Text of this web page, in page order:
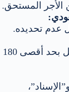
الأجر المستحق.
عدم تحديده.
تحديد فترة التجربة في عقد العمل بحد أقصى 180